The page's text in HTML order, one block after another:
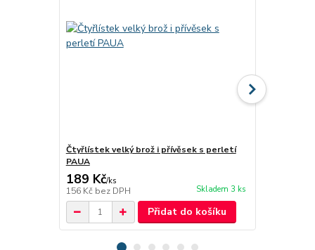
Čtyřlístek velký brož i přívěsek s perletí
PAUA
189 Kč/ks
156 Kč bez DPH Skladem 3 ks
Přidat do košíku